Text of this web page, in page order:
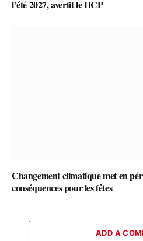
l’été 2027, avertit le HCP
Changement climatique met en
conséquences pour les fêtes
ADD A